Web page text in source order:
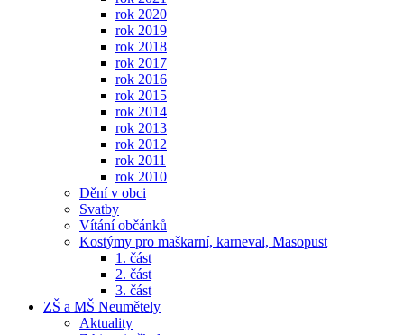
rok 2020
rok 2019
rok 2018
rok 2017
rok 2016
rok 2015
rok 2014
rok 2013
rok 2012
rok 2011
rok 2010
Dění v obci
Svatby
Vítání občánků
Kostýmy pro maškarní, karneval, Masopust
1. část
2. část
3. část
ZŠ a MŠ Neumětely
Aktuality